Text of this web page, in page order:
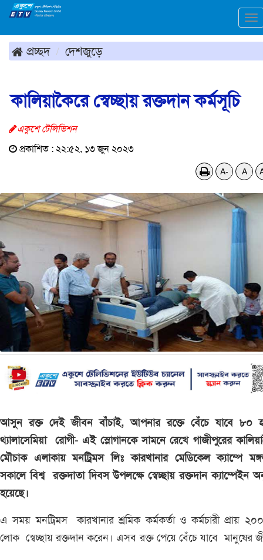
প্রচ্ছদ দেশজুড়ে
কালিয়াকৈরে স্বেচ্ছায় রক্তদান কর্মসূচি
একুশে টেলিভিশন
প্রকাশিত : ২২:৫২, ১৩ জুন ২০২৩
A- A
আসুন রক্ত দেই জীবন বাঁচাই, আপনার রক্তে বেঁচে যাবে ৮০
থ্যালাসেমিয়া রোগী- এই স্লোগানকে সামনে রেখে গাজীপুরের
মৌচাক এলাকায় মনট্রিমস লিঃ কারখানার মেডিকেল ক্যাম্পে
সকালে বিশ্ব রক্তদাতা দিবস উপলক্ষে স্বেচ্ছায় রক্তদান ক্যাম্পেইন
হয়েছে।
এ সময় মনট্রিমস কারখানার শ্রমিক কর্মকর্তা ও কর্মচারী প্রায়
লোক স্বেচ্ছায় রক্তদান করেন। এসব রক্ত পেয়ে বেঁচে যাবে মানুষের